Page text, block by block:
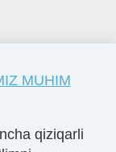
MUHIM
qiziqarli